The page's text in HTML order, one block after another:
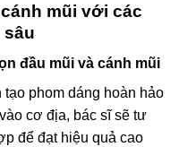
mũi với các
sâu
đầu mũi và cánh mũi
phom dáng hoàn hảo
cơ địa, bác sĩ sẽ tư
để đạt hiệu quả cao